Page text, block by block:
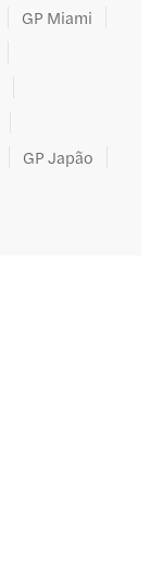
GP Miami
GP Japão